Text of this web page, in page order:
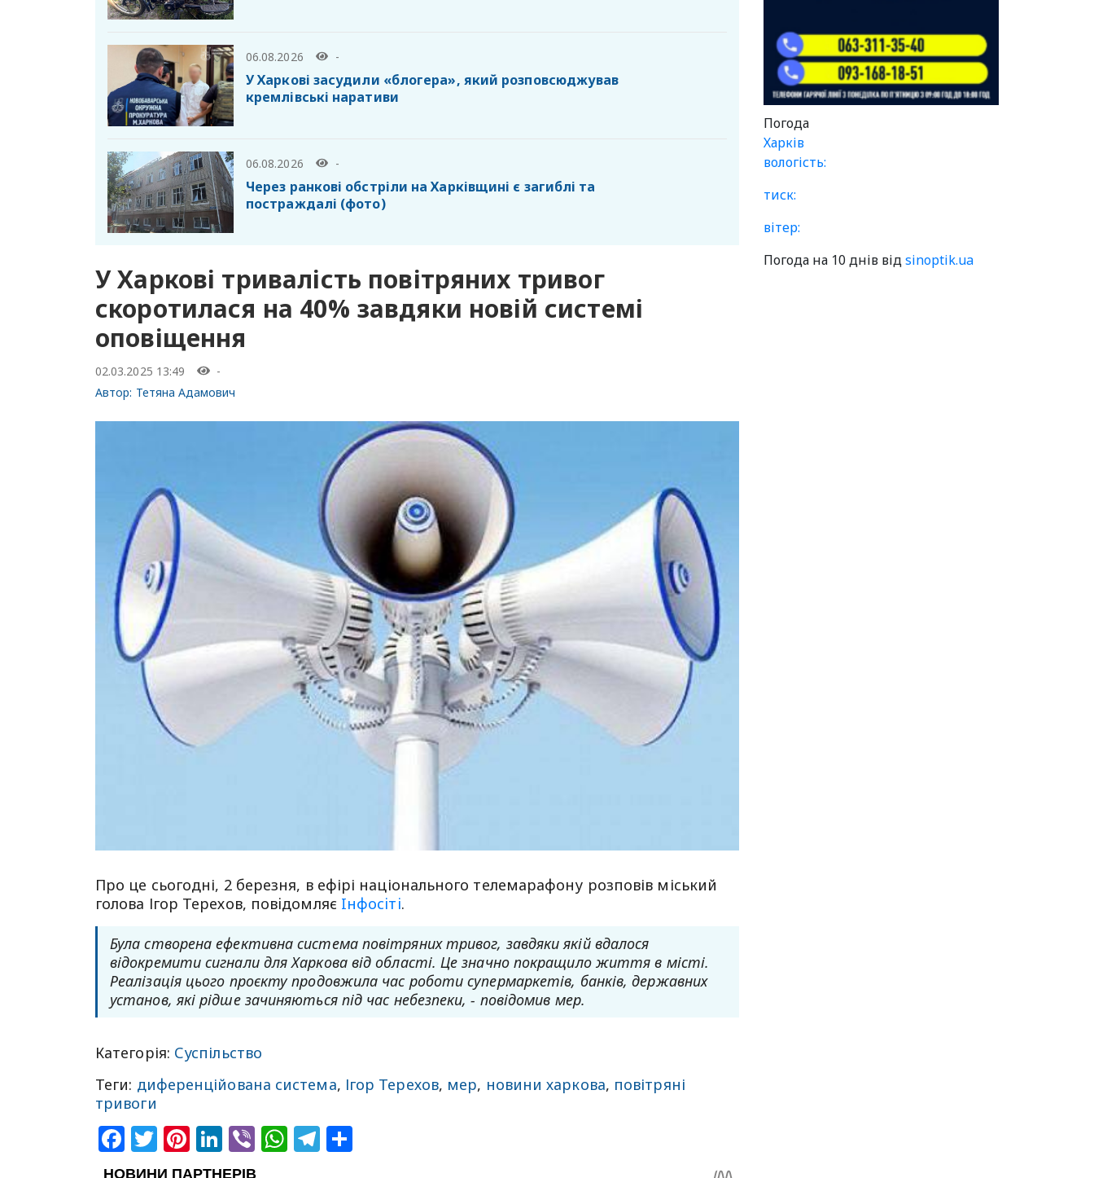
06.08.2026 -
У Харкові засудили «блогера», який розповсюджував
кремлівські наративи
06.08.2026 -
Через ранкові обстріли на Харківщині є загиблі та
постраждалі (фото)
У Харкові тривалість повітряних тривог
скоротилася на 40% завдяки новій системі
оповіщення
02.03.2025 13:49
-
Автор: Тетяна Адамович
Про це сьогодні, 2 березня, в ефірі національного телемарафону розповів міський
голова Ігор Терехов, повiдомляє Iнфосiтi.
Була створена ефективна система повітряних тривог, завдяки якій вдалося
відокремити сигнали для Харкова від області. Це значно покращило життя в місті.
Реалізація цього проєкту продовжила час роботи супермаркетів, банків, державних
установ, які рідше зачиняються під час небезпеки, - повідомив мер.
Категорія: Суспільство
Теги: диференційована система, Ігор Терехов, мер, новини харкова, повітряні
тривоги
Facebook
Twitter
Pinterest
LinkedIn
ViberWhatsApp
Telegram
Погода
Харків
вологість:
тиск:
вітер:
Погода на 10 днів відsinoptik.ua